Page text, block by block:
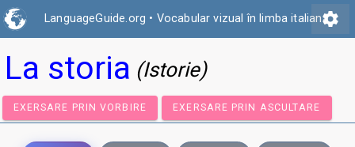
LanguageGuide.org • Vocabular vizual în limba italianăsettings
La storia (Istorie)
EXERSARE PRIN VORBIRE EXERSARE PRIN